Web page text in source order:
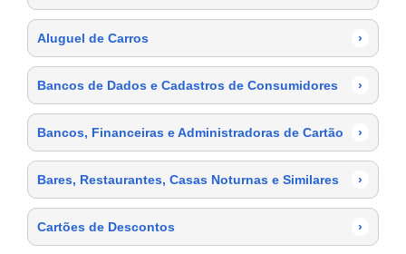
Aluguel de Carros ›
Bancos de Dados e Cadastros de Consumidores ›
Bancos, Financeiras e Administradoras de Cartão ›
Bares, Restaurantes, Casas Noturnas e Similares ›
Cartões de Descontos ›